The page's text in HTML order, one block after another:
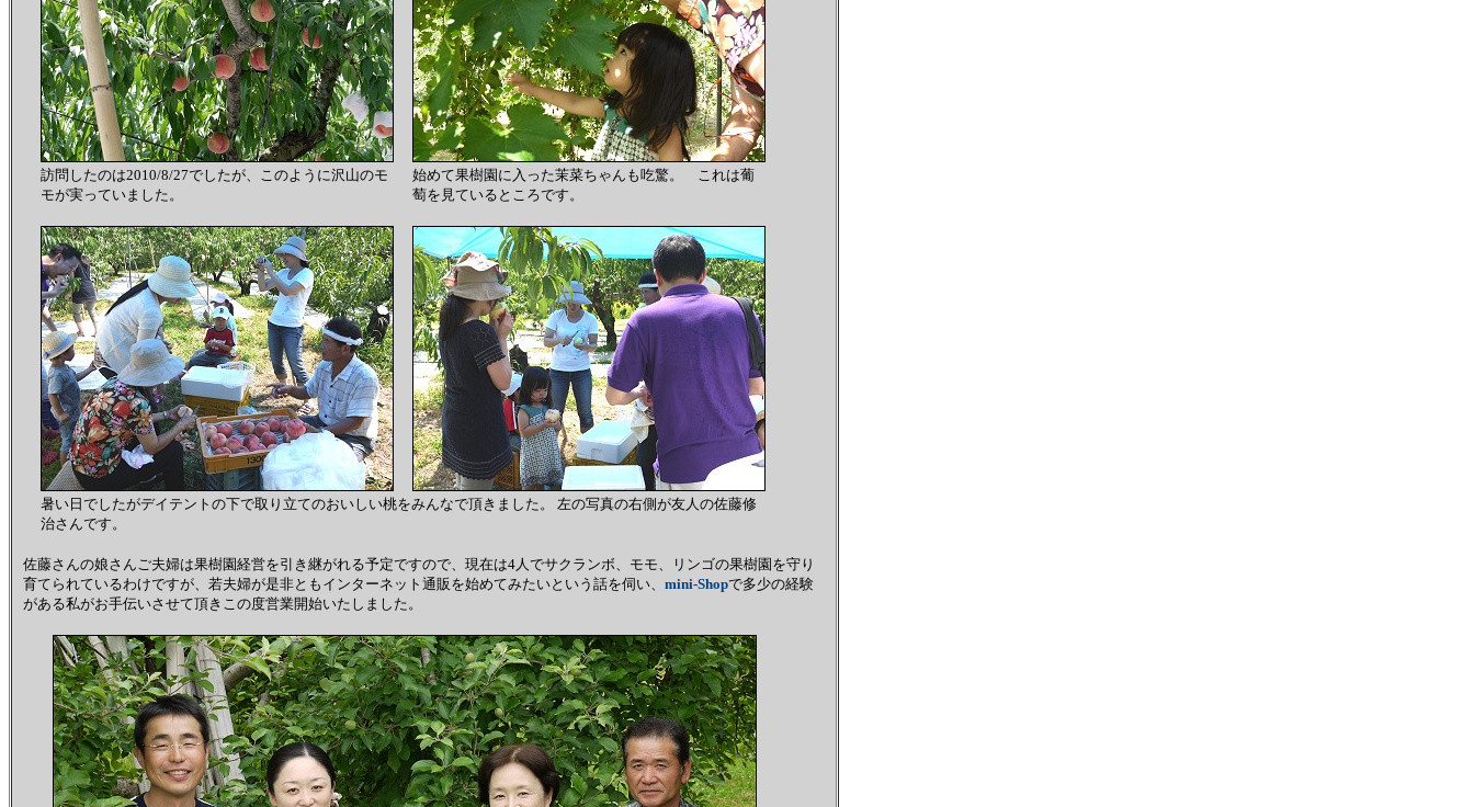
訪問したのは2010/8/27でしたが、このように沢山のモ
モが実っていました。
始めて果樹園に入った茉菜ちゃんも吃驚。 これは葡
萄を見ているところです。
暑い日でしたがデイテントの下で取り立てのおいしい桃をみんなで頂きました。 左の写真の右側が友人の佐藤修
治さんです。
佐藤さんの娘さんご夫婦は果樹園経営を引き継がれる予定ですので、現在は4人でサクランボ、モモ、リンゴの果樹園を守り
育てられているわけですが、若夫婦が是非ともインターネット通販を始めてみたいという話を伺い、 mini-Shopで多少の経験
がある私がお手伝いさせて頂きこの度営業開始いたしました。